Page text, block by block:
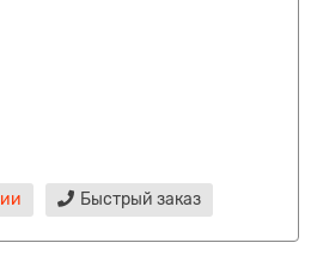
Быстрый заказ